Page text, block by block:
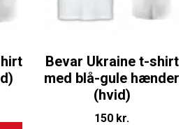
Bevar Ukraine t-shirt
med blå-gule hænder
(hvid)
150 kr.